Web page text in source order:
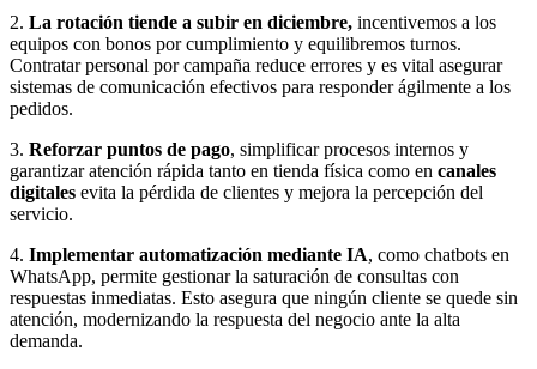
2. La rotación tiende a subir en diciembre, incentivemos a los
equipos con bonos por cumplimiento y equilibremos turnos.
Contratar personal por campaña reduce errores y es vital asegurar
sistemas de comunicación efectivos para responder ágilmente a los
pedidos.
3. Reforzar puntos de pago, simplificar procesos internos y
garantizar atención rápida tanto en tienda física como en canales
digitales evita la pérdida de clientes y mejora la percepción del
servicio.
4. Implementar automatización mediante IA, como chatbots en
WhatsApp, permite gestionar la saturación de consultas con
respuestas inmediatas. Esto asegura que ningún cliente se quede sin
atención, modernizando la respuesta del negocio ante la alta
demanda.